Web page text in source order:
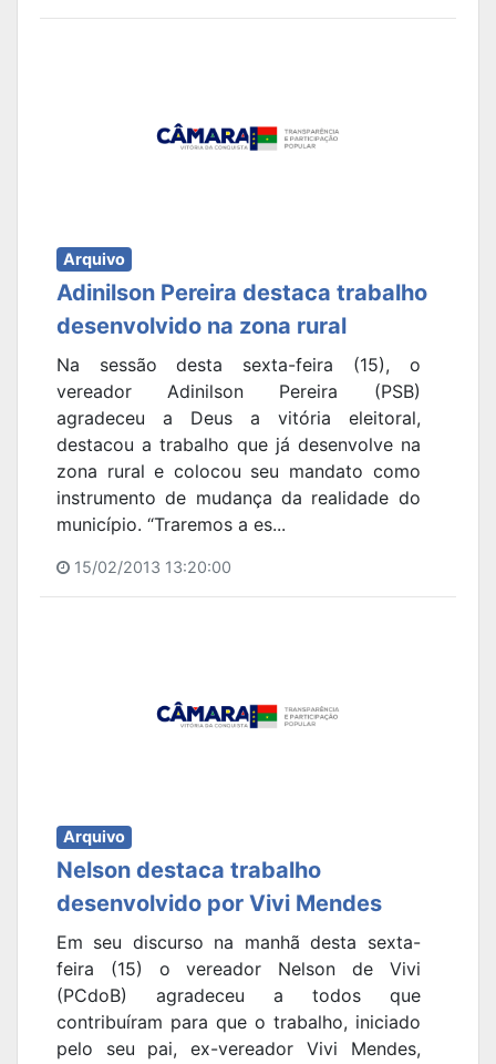
Arquivo
Adinilson Pereira destaca trabalho
desenvolvido na zona rural
Na sessão desta sexta-feira (15), o
vereador Adinilson Pereira (PSB)
agradeceu a Deus a vitória eleitoral,
destacou a trabalho que já desenvolve na
zona rural e colocou seu mandato como
instrumento de mudança da realidade do
município. “Traremos a es...
15/02/2013 13:20:00
Arquivo
Nelson destaca trabalho
desenvolvido por Vivi Mendes
Em seu discurso na manhã desta sexta-
feira (15) o vereador Nelson de Vivi
(PCdoB) agradeceu a todos que
contribuíram para que o trabalho, iniciado
pelo seu pai, ex-vereador Vivi Mendes,